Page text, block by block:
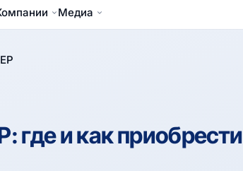
Медиа
и как приобрести